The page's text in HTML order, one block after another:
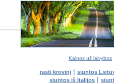
Kainos už laivybos
rasti krovinį| siuntos
siuntos iš Italijos |